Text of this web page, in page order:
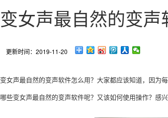
变女声最自然的变声
更新时间：2019-11-20
变女声最自然的变声软件怎么用？大家都应该知道，因为
哪些变女声最自然的变声软件呢？又该如何使用操作？感